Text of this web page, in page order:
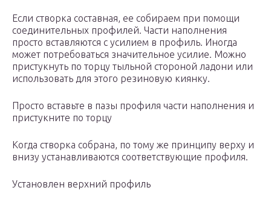
Если створка составная, ее собираем при помощи
соединительных профилей. Части наполнения
просто вставляются с усилием в профиль. Иногда
может потребоваться значительное усилие. Можно
пристукнуть по торцу тыльной стороной ладони или
использовать для этого резиновую киянку.
Просто вставьте в пазы профиля части наполнения и
пристукните по торцу
Когда створка собрана, по тому же принципу верху и
внизу устанавливаются соответствующие профиля.
Установлен верхний профиль